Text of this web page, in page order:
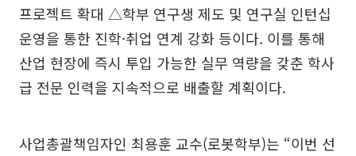
프로젝트 확대 △학부 연구생 제도 및 연구실 인턴십
운영을 통한 진학·취업 연계 강화 등이다. 이를 통해
산업 현장에 즉시 투입 가능한 실무 역량을 갖춘 학사
급 전문 인력을 지속적으로 배출할 계획이다.
사업총괄책임자인 최용훈 교수(로봇학부)는 “이번 선